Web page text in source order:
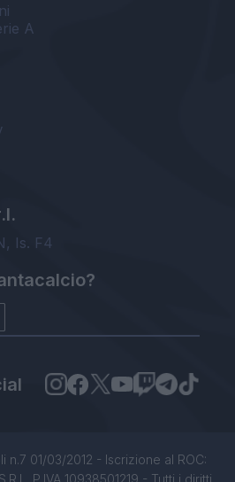
A
Is. F4
n.7 01/03/2012 - Iscrizione al ROC:
P.IVA 10938501219 - Tutti i diritti